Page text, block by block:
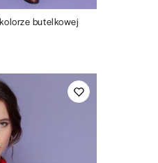
butelkowej